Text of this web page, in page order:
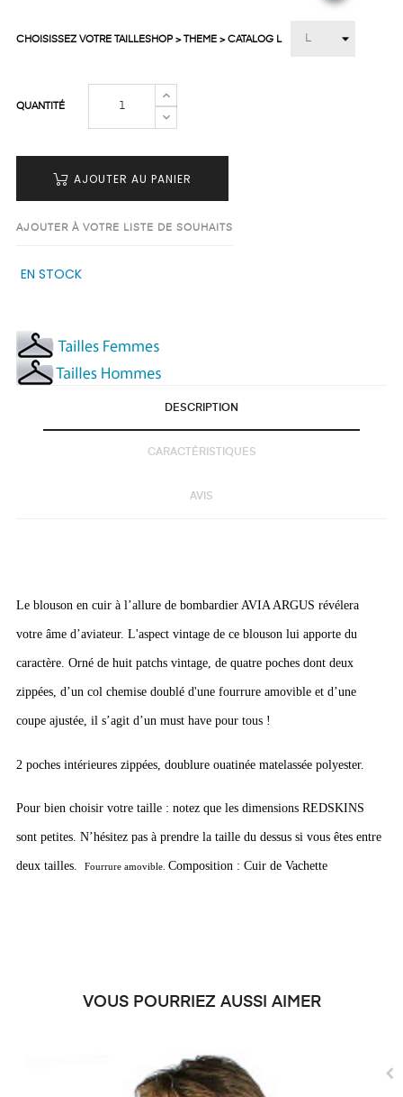
CHOISISSEZ VOTRE TAILLESHOP > THEME > CATALOG L
QUANTITÉ
AJOUTER AU PANIER
AJOUTER À VOTRE LISTE DE SOUHAITS
EN STOCK
DESCRIPTION
CARACTÉRISTIQUES
AVIS
Le blouson en cuir à l’allure de bombardier AVIA ARGUS révélera
votre âme d’aviateur. L'aspect vintage de ce blouson lui apporte du
caractère. Orné de huit patchs vintage, de quatre poches dont deux
zippées, d’un col chemise doublé d'une fourrure amovible et d’une
coupe ajustée, il s’agit d’un must have pour tous !
2 poches intérieures zippées, doublure ouatinée matelassée polyester.
Pour bien choisir votre taille : notez que les dimensions REDSKINS
sont petites. N’hésitez pas à prendre la taille du dessus si vous êtes entre
deux tailles. Fourrure amovible. Composition : Cuir de Vachette
VOUS POURRIEZ AUSSI AIMER